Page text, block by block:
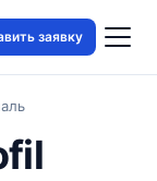
заявку